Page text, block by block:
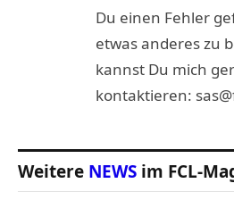
Du einen Fehler
etwas anderes zu
kannst Du mich
kontaktieren:
Weitere NEWS im FCL-